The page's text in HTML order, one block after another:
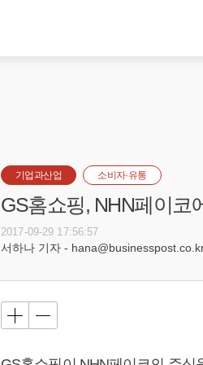
기업과산업 소비자·유통
GS홈쇼핑, NHN페이코
2017-09-29 17:56:57
서하나 기자 -